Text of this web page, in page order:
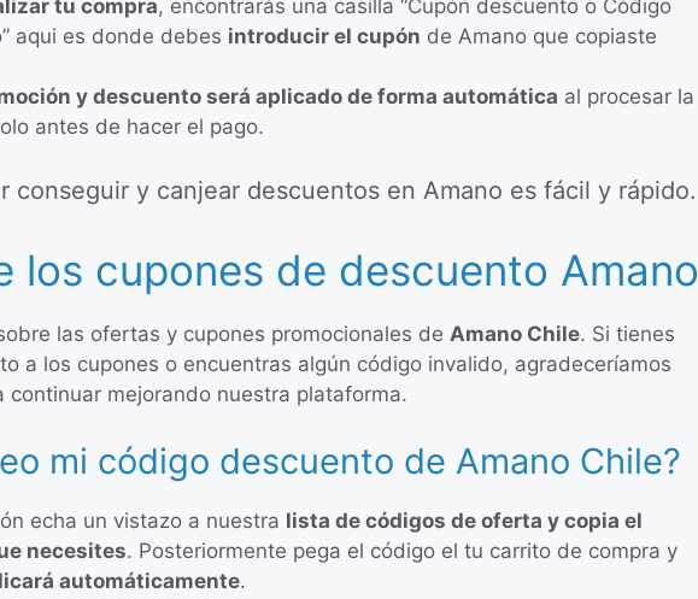
tu compra, encontrarás una casilla “Cupón descuento o Código
aqui es donde debes introducir el cupón de Amano que copiaste
y descuento será aplicado de forma automática al procesar la
antes de hacer el pago.
conseguir y canjear descuentos en Amano es fácil y rápido.
los cupones de descuento Amano
las ofertas y cupones promocionales de Amano Chile. Si tienes
a los cupones o encuentras algún código invalido, agradeceríamos
continuar mejorando nuestra plataforma.
mi código descuento de Amano Chile?
echa un vistazo a nuestra lista de códigos de oferta y copia el
necesites. Posteriormente pega el código el tu carrito de compra y
automáticamente.